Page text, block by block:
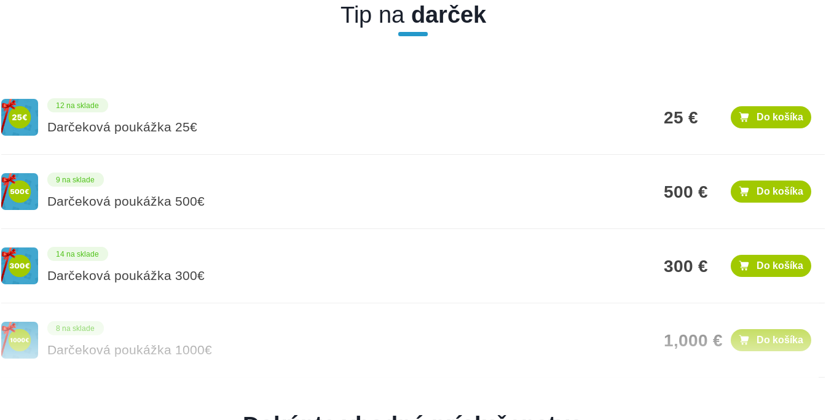
Tip nadarček
12 na sklade
Darčeková poukážka 25€
25 € Do košíka
9 na sklade
Darčeková poukážka 500€
500 € Do košíka
14 na sklade
Darčeková poukážka 300€
300 € Do košíka
8 na sklade
Darčeková poukážka 1000€
1,000 € Do košíka